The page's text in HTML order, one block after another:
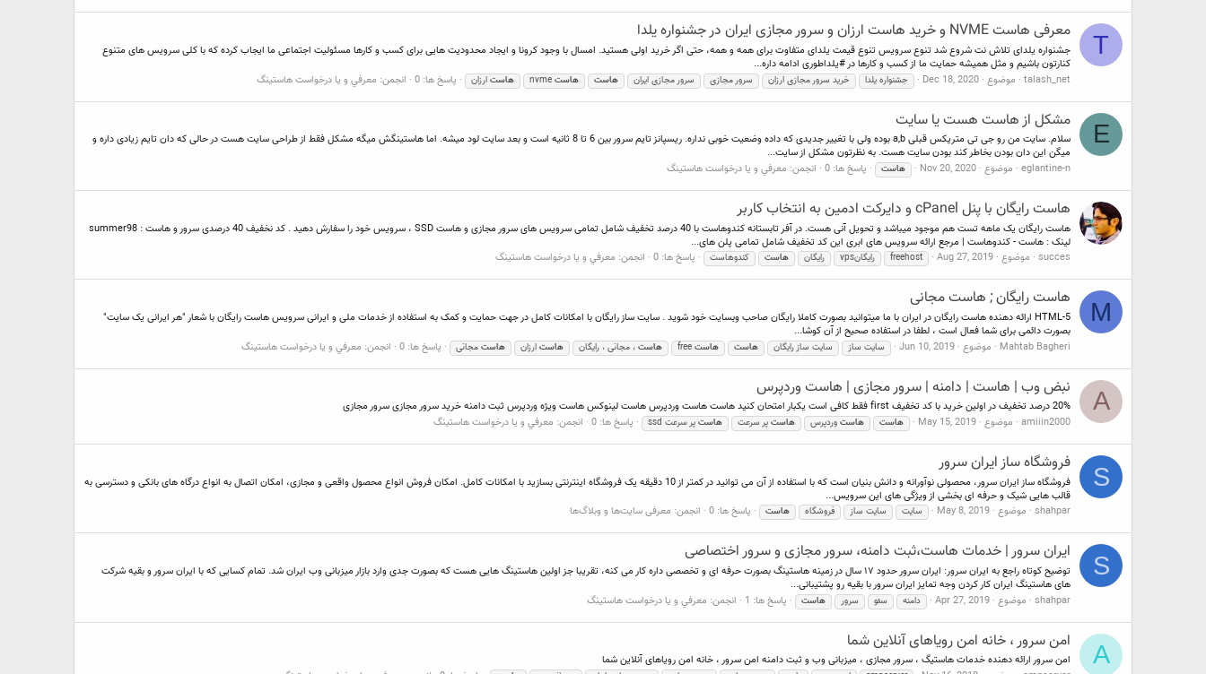
T معرفی هاست NVME و خرید هاست ارزان و سرور مجازی ایران در جشنواره یلدا
جشنواره یلدای تلاش نت شروع شد تنوع سرویس تنوع قیمت یلدای متفاوت برای همه و همه، حتی اگر خرید اولی هستید. امسال با وجود کرونا و ایجاد محدودیت هایی برای کسب و کارها مسئولیت اجتماعی ما ایجاب کرده که با کلی سرویس های متنوع
کنارتون باشیم و مثل همیشه حمایت ما از کسب و کارها در #یلداطوری ادامه داره...
talash_net موضوع Dec 18, 2020 جشنواره یلدا خرید سرور مجازی ارزان سرور مجازی سرور مجازی ایران هاست هاست هاست ارزان پاسخ ها: 0 انجمن: معرفي و يا درخواست هاستينگ
E مشکل از هاست هست یا سایت
سلام. سایت من رو جی تی متریکس قبلی a,b بوده ولی با تغییر جدیدی که داده وضعیت خوبی نداره. ریسپانز تایم سرور بین 6 تا 8 ثانیه است و بعد سایت لود میشه. اما هاستینگش میگه مشکل فقط از طراحی سایت هست در حالی که دان تایم زیادی داره و
میگن این دان بودن بخاطر کند بودن سایت هست. به نظرتون مشکل از سایت...
eglantine-n موضوع Nov 20, 2020 هاست پاسخ ها: 0 انجمن: معرفي و يا درخواست هاستينگ
هاست رایگان با پنل cPanel و دایرکت ادمین به انتخاب کاربر
هاست رایگان یک ماهه تست هم موجود میباشد و تحویل آنی هست. در آفر تابستانه کندوهاست با 40 درصد تخفیف شامل تمامی سرویس های سرور مجازی و هاست SSD ، سرویس خود را سفارش دهید . کد نخفیف 40 درصدی سرور و هاست : summer98
لینک : هاست - کندوهاست | مرجع ارائه سرویس های ابری این کد تخفیف شامل تمامی پلن های...
succes موضوع Aug 27, 2019
freehost vpsرایگان رایگان هاست کندوهاست پاسخ ها: 0 انجمن: معرفي و يا درخواست هاستينگ
M هاست رایگان ; هاست مجانی
HTML-5 ارائه دهنده هاست رایگان در ایران با ما میتوانید بصورت کاملا رایگان صاحب وبسایت خود شوید . سایت ساز رایگان با امکانات کامل در جهت حمایت و کمک به استفاده از خدمات ملی و ایرانی سرویس هاست رایگان با شعار "هر ایرانی یک سایت"
بصورت دائمی برای شما فعال است ، لطفا در استفاده صحیح از آن کوشا...
Mahtab Bagheri
موضوع Jun 10, 2019 سایت ساز سایت ساز رایگان هاست هاست هاست ، مجانی ، رایگان هاست ارزان هاست مجانی پاسخ ها: 0 انجمن: معرفي و يا درخواست هاستينگ
A نبض وب | هاست | دامنه | سرور مجازی | هاست وردپرس
20% درصد تخفیف در اولین خرید با کد تخفیف first فقط کافی است یکبار امتحان کنید هاست هاست وردپرس هاست لینوکس هاست ویژه وردپرس ثبت دامنه خرید سرور مجازی سرور مجازی
amiiin2000 موضوع May 15, 2019 هاست هاست وردپرس هاست پر سرعت هاست پر سرعت ssd پاسخ ها: 0 انجمن: معرفي و يا درخواست هاستينگ
S فروشگاه ساز ایران سرور
فروشگاه ساز ایران سرور، محصولی نوآورانه و دانش بنیان است که با استفاده از آن می توانید در کمتر از 10 دقیقه یک فروشگاه اینترنتی بسازید با امکانات کامل. امکان فروش انواع محصول واقعی و مجازی، امکان اتصال به انواع درگاه های بانکی و دسترسی به
قالب هایی شیک و حرفه ای بخشی از ویژگی های این سرویس...
shahpar موضوع May 8, 2019 سایت سایت ساز فروشگاه هاست پاسخ ها: 0 انجمن: معرفی سایت‌ها و وبلاگ‌ها
S ایران سرور | خدمات هاست،ثبت دامنه، سرور مجازی و سرور اختصاصی
توضیح کوتاه راجع به ایران سرور: ایران سرور حدود ۱۷ سال در زمینه هاستینگ بصورت حرفه ای و تخصصی داره کار می کنه، تقریبا جز اولین هاستینگ هایی هست که بصورت جدی وارد بازار میزبانی وب ایران شد. تمام کسایی که با ایران سرور و بقیه شرکت
های هاستینگ ایران کار کردن وجه تمایز ایران سرور با بقیه رو پشتیبانی...
shahpar موضوع Apr 27, 2019 دامنه سئو سرور هاست پاسخ ها: 1 انجمن: معرفي و يا درخواست هاستينگ
A امن سرور ، خانه امن رویاهای آنلاین شما
امن سرور ارائه دهنده خدمات هاستیگ ، سرور مجازی ، میزبانی وب و ثبت دامنه امن سرور ، خانه امن رویاهای آنلاین شما